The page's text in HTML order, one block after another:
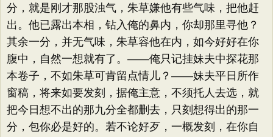
分，就是刚才那股浊气，朱草嫌他有些气味，把他赶
出。他已露出本相，钻入俺的鼻内，你却那里寻他？
其余一分，并无气味，朱草容他在内，如今好好在你
腹中，自然一想就有了。——俺只记挂妹夫中探花那
本卷子，不如朱草可肯留点情儿？——妹夫平日所作
窗稿，将来如要发刻，据俺主意，不须托人去选，就
把今日想不出的那九分全都删去，只刻想得出的那一
分，包你必是好的。若不论好歹，一概发刻，在你自